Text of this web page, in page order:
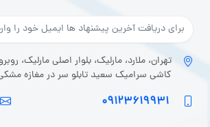
تهران، ملارد، مارلیک، بلوار اصلی مارلیک،
کاشی سرامیک سعید تابلو سر در مغازه
۰۹۱۲۳۶۱۹۹۳۱